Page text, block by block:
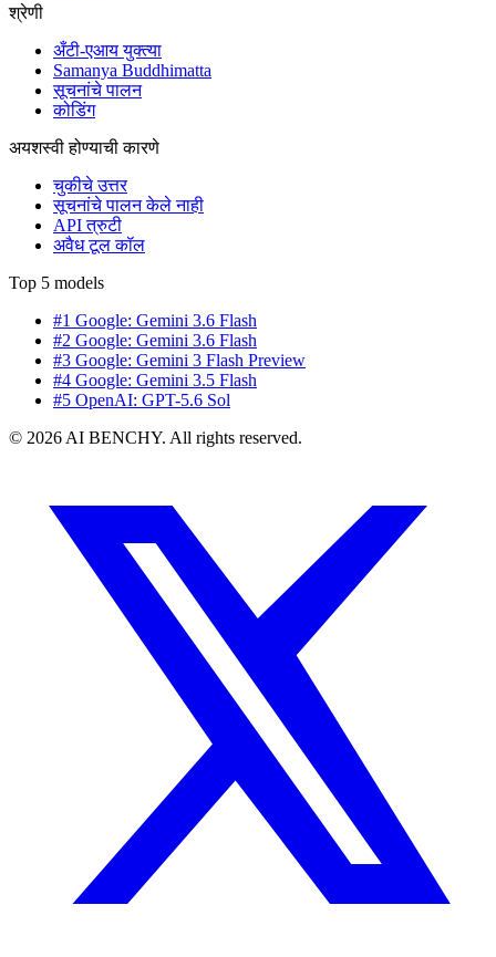
श्रेणी
अँटी-एआय युक्त्या
Samanya Buddhimatta
सूचनांचे पालन
कोडिंग
अयशस्वी होण्याची कारणे
चुकीचे उत्तर
सूचनांचे पालन केले नाही
API त्रुटी
अवैध टूल कॉल
Top 5 models
#1 Google: Gemini 3.6 Flash
#2 Google: Gemini 3.6 Flash
#3 Google: Gemini 3 Flash Preview
#4 Google: Gemini 3.5 Flash
#5 OpenAI: GPT-5.6 Sol
© 2026 AI BENCHY. All rights reserved.